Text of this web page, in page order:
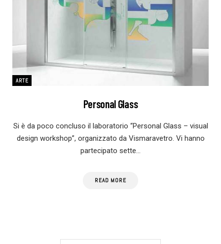
ARTE
Personal Glass
Si è da poco concluso il laboratorio “Personal Glass – visual
design workshop”, organizzato da Vismaravetro. Vi hanno
partecipato sette…
READ MORE